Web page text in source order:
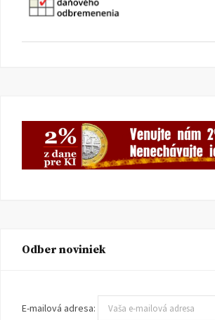
Odber noviniek
E-mailová adresa: